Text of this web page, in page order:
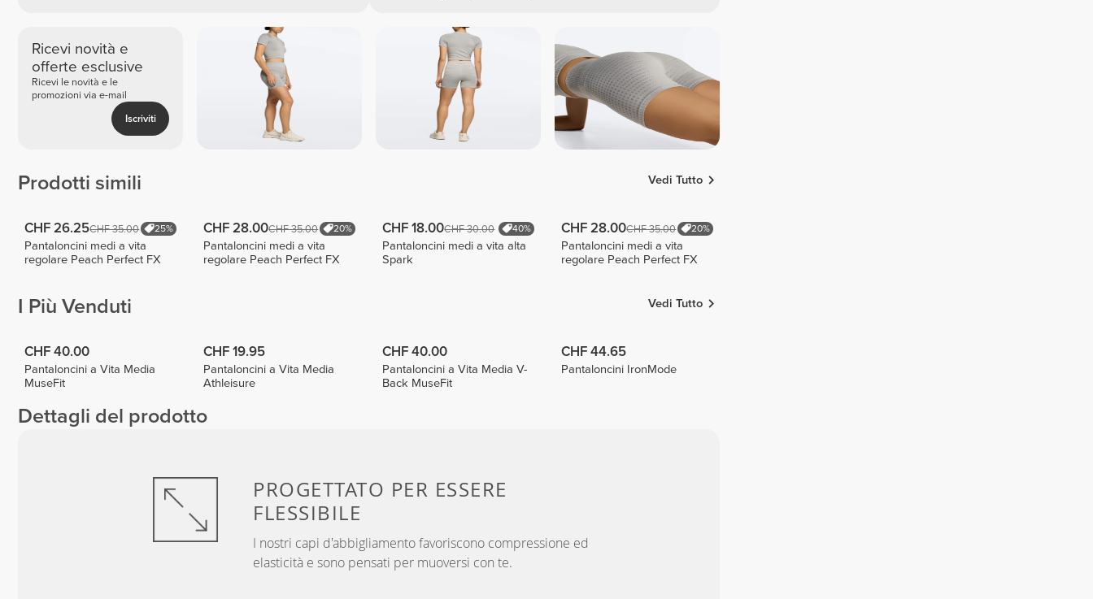
Ricevi novità e
offerte esclusive
Ricevi le novità e le
promozioni via e-mail
Iscriviti
Prodotti simili Vedi Tutto
CHF 26.25CHF 35.00 25%
Pantaloncini medi a vita
regolare Peach Perfect FX
CHF 28.00CHF 35.00 20%
Pantaloncini medi a vita
regolare Peach Perfect FX
CHF 18.00CHF 30.00 40%
Pantaloncini medi a vita alta
Spark
CHF 28.00CHF 35.00 20%
Pantaloncini medi a vita
regolare Peach Perfect FX
I Più Venduti Vedi Tutto
CHF 40.00
Pantaloncini a Vita Media
MuseFit
CHF 19.95
Pantaloncini a Vita Media
Athleisure
CHF 40.00
Pantaloncini a Vita Media V-
Back MuseFit
CHF 44.65
Pantaloncini IronMode
Dettagli del prodotto
PROGETTATO PER ESSERE
FLESSIBILE
I nostri capi d'abbigliamento favoriscono compressione ed
elasticità e sono pensati per muoversi con te.